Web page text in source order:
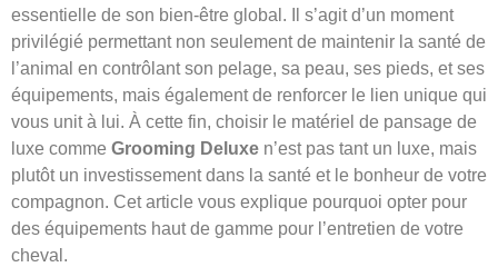
essentielle de son bien-être global. Il s’agit d’un moment
privilégié permettant non seulement de maintenir la santé de
l’animal en contrôlant son pelage, sa peau, ses pieds, et ses
équipements, mais également de renforcer le lien unique qui
vous unit à lui. À cette fin, choisir le matériel de pansage de
luxe comme Grooming Deluxe n’est pas tant un luxe, mais
plutôt un investissement dans la santé et le bonheur de votre
compagnon. Cet article vous explique pourquoi opter pour
des équipements haut de gamme pour l’entretien de votre
cheval.